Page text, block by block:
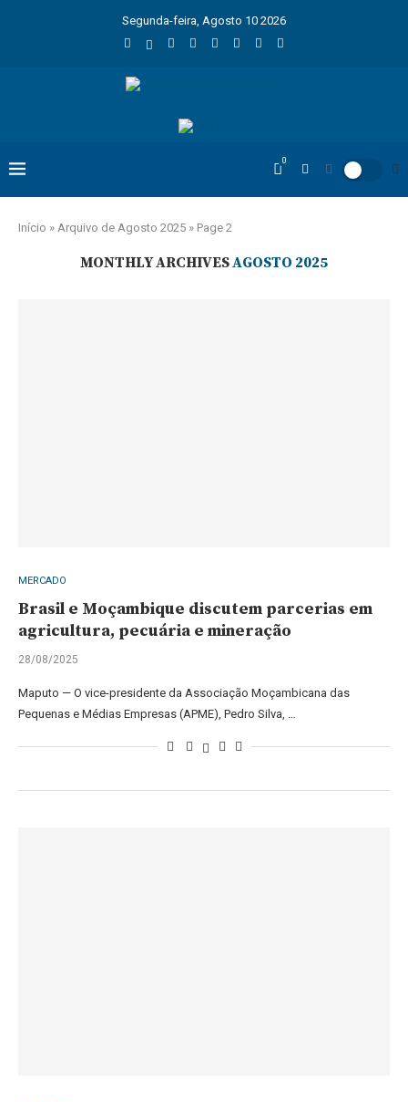
Segunda-feira, Agosto 10 2026
0
Início » Arquivo de Agosto 2025 » Page 2
MONTHLY ARCHIVESAGOSTO 2025
MERCADO
Brasil e Moçambique discutem parcerias em
agricultura, pecuária e mineração
28/08/2025
Maputo — O vice-presidente da Associação Moçambicana das
Pequenas e Médias Empresas (APME), Pedro Silva, …